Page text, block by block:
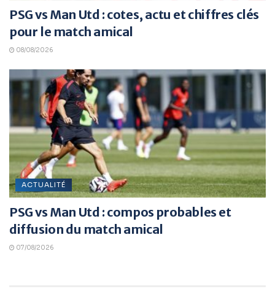
PSG vs Man Utd : cotes, actu et chiffres clés
pour le match amical
08/08/2026
ACTUALITÉ
PSG vs Man Utd : compos probables et
diffusion du match amical
07/08/2026